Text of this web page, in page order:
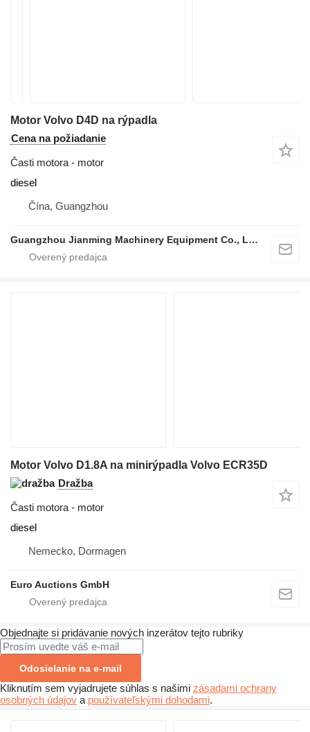
Motor Volvo D4D na rýpadla
Cena na požiadanie
Časti motora - motor
diesel
Čína, Guangzhou
Guangzhou Jianming Machinery Equipment Co., Ltd.
Motor Volvo D1.8A na minirýpadla Volvo ECR35D
Dražba
Časti motora - motor
diesel
Nemecko, Dormagen
Euro Auctions GmbH
Objednajte si pridávanie nových inzerátov tejto rubriky
Odosielanie na e-mail
Kliknutím sem vyjadrujete súhlas s našimi zásadami ochrany
osobných údajov a používateľskými dohodami.